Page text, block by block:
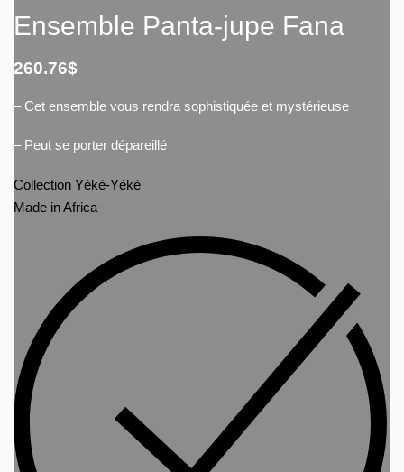
Ensemble Panta-jupe Fana
260.76$
– Cet ensemble vous rendra sophistiquée et mystérieuse
– Peut se porter dépareillé
Collection Yèkè-Yèkè
Made in Africa